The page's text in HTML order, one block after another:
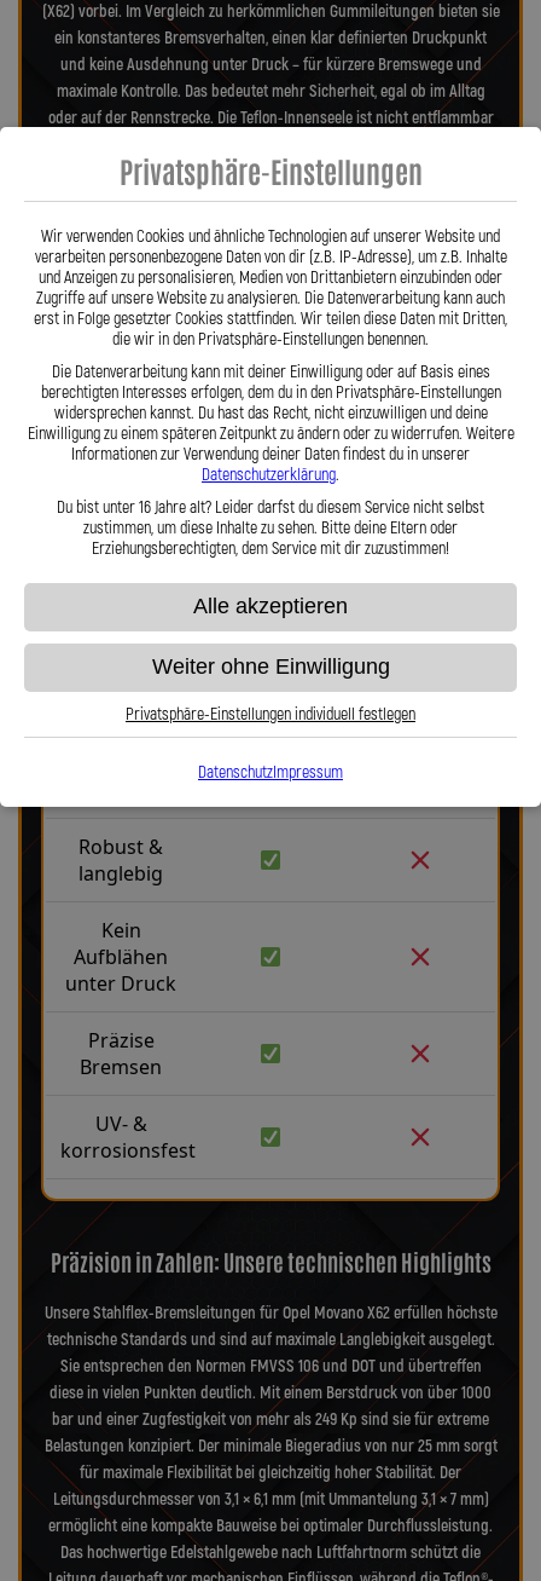
Stahlflex vs. Gummi
Stahlflex
Robust &
langlebig
Kein
Aufblähen
unter Druck
Präzise
Bremsen
UV- &
korrosionsfest
(X62) vorbei. Im Vergleich zu herkömmlichen Gummileitungen bieten sie
ein konstanteres Bremsverhalten, einen klar definierten Druckpunkt
und keine Ausdehnung unter Druck – für kürzere Bremswege und
maximale Kontrolle. Das bedeutet mehr Sicherheit, egal ob im Alltag
oder auf der Rennstrecke. Die Teflon-Innenseele ist nicht entflammbar
Leitungen nahezu wartungsfrei und unempfindlich gegenüber äußeren
Einflüssen macht. Es schützt zuverlässig vor Marderbissen, Witterung
und Beschädigungen – ein regelmäßiger Austausch wie bei
Gummileitungen ist nicht mehr nötig. Das spart Kosten und vermittelt
dauerhaft ein sicheres Gefühl beim Fahren. Unsere ausjustierbaren,
verdrehbaren Anschlüsse ermöglichen eine drallfreie und
spannungsfreie Verlegung. Ob Sonderanfertigung oder anbaufertiges
den Stahlflex-Bremsleitungen von Lothar Spiegler Kfz-Leitungen GmbH
entscheiden Sie sich für echte deutsche Qualität, höchste Sicherheit
und ein Produkt, das hält, was es verspricht.
Hier zu unserem Video „Stahlflex vs. Gummi“
Präzision in Zahlen: Unsere technischen Highlights
Unsere Stahlflex-Bremsleitungen für Opel Movano X62 erfüllen höchste
technische Standards und sind auf maximale Langlebigkeit ausgelegt.
Sie entsprechen den Normen FMVSS 106 und DOT und übertreffen
diese in vielen Punkten deutlich. Mit einem Berstdruck von über 1000
bar und einer Zugfestigkeit von mehr als 249 Kp sind sie für extreme
Belastungen konzipiert. Der minimale Biegeradius von nur 25 mm sorgt
für maximale Flexibilität bei gleichzeitig hoher Stabilität. Der
Leitungsdurchmesser von 3,1 × 6,1 mm (mit Ummantelung 3,1 × 7 mm)
ermöglicht eine kompakte Bauweise bei optimaler Durchflussleistung.
Das hochwertige Edelstahlgewebe nach Luftfahrtnorm schützt die
Privatsphäre-Einstellungen
Wir verwenden Cookies und ähnliche Technologien auf unserer Website und
verarbeiten personenbezogene Daten von dir (z.B. IP-Adresse), um z.B. Inhalte
und Anzeigen zu personalisieren, Medien von Drittanbietern einzubinden oder
Zugriffe auf unsere Website zu analysieren. Die Datenverarbeitung kann auch
erst in Folge gesetzter Cookies stattfinden. Wir teilen diese Daten mit Dritten,
die wir in den Privatsphäre-Einstellungen benennen.
Die Datenverarbeitung kann mit deiner Einwilligung oder auf Basis eines
berechtigten Interesses erfolgen, dem du in den Privatsphäre-Einstellungen
widersprechen kannst. Du hast das Recht, nicht einzuwilligen und deine
Einwilligung zu einem späteren Zeitpunkt zu ändern oder zu widerrufen. Weitere
Informationen zur Verwendung deiner Daten findest du in unserer
Datenschutzerklärung.
Du bist unter 16 Jahre alt? Leider darfst du diesem Service nicht selbst
zustimmen, um diese Inhalte zu sehen. Bitte deine Eltern oder
Erziehungsberechtigten, dem Service mit dir zuzustimmen!
Alle akzeptieren
Weiter ohne Einwilligung
Privatsphäre-Einstellungen individuell festlegen
DatenschutzImpressum